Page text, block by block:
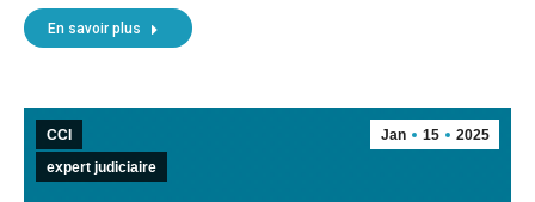
En savoir plus
Jan 15 2025
CCI
expert judiciaire